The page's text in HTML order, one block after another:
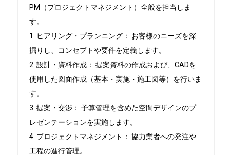
PM（プロジェクトマネジメント）全般を担当しま
す。
1. ヒアリング・プランニング： お客様のニーズを深
掘りし、コンセプトや要件を定義します。
2. 設計・資料作成： 提案資料の作成および、CADを
使用した図面作成（基本・実施・施工図等）を行いま
す。
3. 提案・交渉： 予算管理を含めた空間デザインのプ
レゼンテーションを実施します。
4. プロジェクトマネジメント： 協力業者への発注や
工程の進行管理。